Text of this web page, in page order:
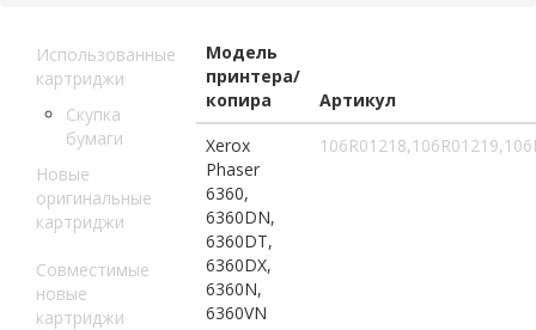
Использованные
картриджи
Скупка
бумаги
Новые
оригинальные
картриджи
Совместимые
новые
картриджи
Модель
принтера/
копира
Артикул
Xerox
Phaser
6360,
6360DN,
6360DT,
6360DX,
6360N,
6360VN